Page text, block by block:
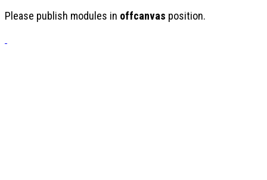
Please publish modules in offcanvas position.